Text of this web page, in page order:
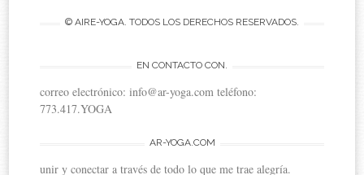
© AIRE-YOGA. TODOS LOS DERECHOS RESERVADOS.
EN CONTACTO CON.
correo electrónico: info@ar-yoga.com teléfono:
773.417.YOGA
AR-YOGA.COM
unir y conectar a través de todo lo que me trae alegría.